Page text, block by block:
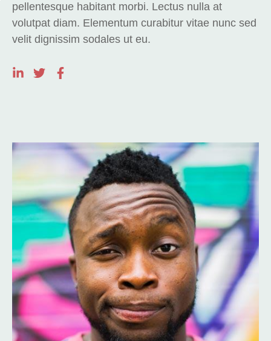
pellentesque habitant morbi. Lectus nulla at
volutpat diam. Elementum curabitur vitae nunc sed
velit dignissim sodales ut eu.